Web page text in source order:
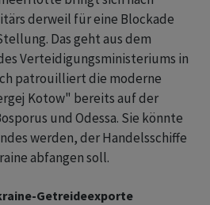
derweil für eine Blockade
Das geht aus dem
Verteidigungsministeriums in
patrouilliert die moderne
Kotow" bereits auf der
und Odessa. Sie könnte
werden, der Handelsschiffe
abfangen soll.
Getreideexporte